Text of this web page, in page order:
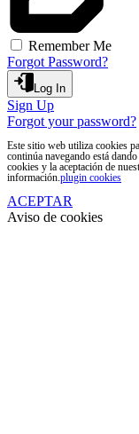
Remember Me
Forgot Password?
Log In
Sign Up
Forgot your password?
Este sitio web utiliza cookies
continúa navegando está
cookies y la aceptación de
información. plugin cookies
ACEPTAR
Aviso de cookies